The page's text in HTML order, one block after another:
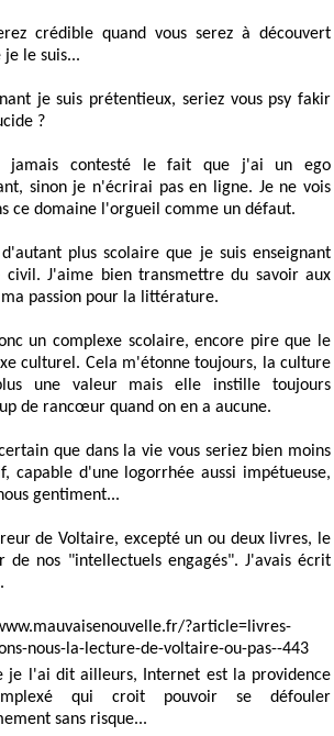
crédible quand vous serez à découvert
je le suis...
je suis prétentieux, seriez vous psy fakir
?
jamais contesté le fait que j'ai un ego
sinon je n'écrirai pas en ligne. Je ne vois
ce domaine l'orgueil comme un défaut.
plus scolaire que je suis enseignant
civil. J'aime bien transmettre du savoir aux
passion pour la littérature.
un complexe scolaire, encore pire que le
culturel. Cela m'étonne toujours, la culture
une valeur mais elle instille toujours
de rancœur quand on en a aucune.
que dans la vie vous seriez bien moins
capable d'une logorrhée aussi impétueuse,
gentiment...
de Voltaire, excepté un ou deux livres, le
de nos "intellectuels engagés". J'avais écrit
?article=livres-
nous-la-lecture-de-voltaire-ou-pas--443
je l'ai dit ailleurs, Internet est la providence
qui croit pouvoir se défouler
sans risque...